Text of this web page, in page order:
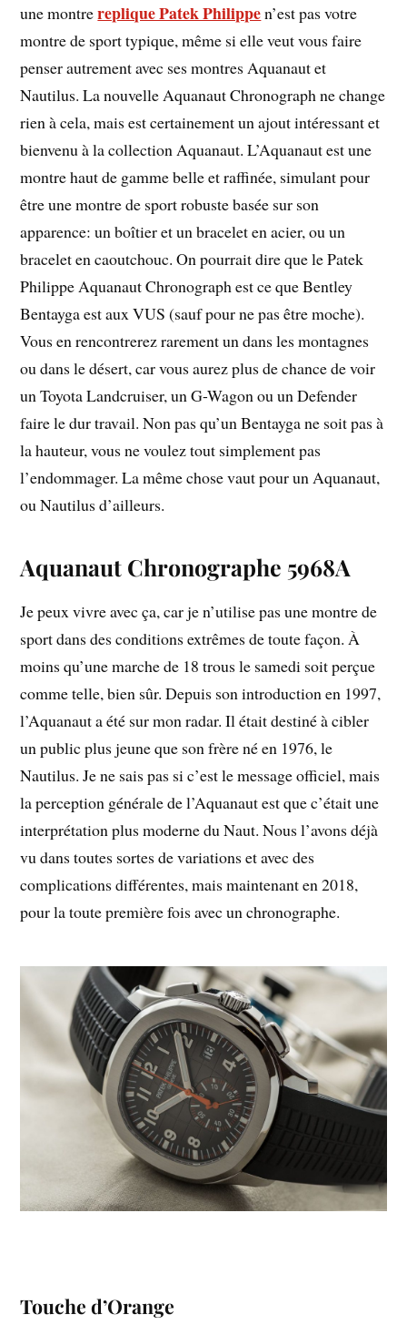
une montrereplique Patek Philippen’est pas votre
montre de sport typique, même si elle veut vous faire
penser autrement avec ses montres Aquanaut et
Nautilus. La nouvelle Aquanaut Chronograph ne change
rien à cela, mais est certainement un ajout intéressant et
bienvenu à la collection Aquanaut. L’Aquanaut est une
montre haut de gamme belle et raffinée, simulant pour
être une montre de sport robuste basée sur son
apparence: un boîtier et un bracelet en acier, ou un
bracelet en caoutchouc. On pourrait dire que le Patek
Philippe Aquanaut Chronograph est ce que Bentley
Bentayga est aux VUS (sauf pour ne pas être moche).
Vous en rencontrerez rarement un dans les montagnes
ou dans le désert, car vous aurez plus de chance de voir
un Toyota Landcruiser, un G-Wagon ou un Defender
faire le dur travail. Non pas qu’un Bentayga ne soit pas à
la hauteur, vous ne voulez tout simplement pas
l’endommager. La même chose vaut pour un Aquanaut,
ou Nautilus d’ailleurs.
Aquanaut Chronographe 5968A
Je peux vivre avec ça, car je n’utilise pas une montre de
sport dans des conditions extrêmes de toute façon. À
moins qu’une marche de 18 trous le samedi soit perçue
comme telle, bien sûr. Depuis son introduction en 1997,
l’Aquanaut a été sur mon radar. Il était destiné à cibler
un public plus jeune que son frère né en 1976, le
Nautilus. Je ne sais pas si c’est le message officiel, mais
la perception générale de l’Aquanaut est que c’était une
interprétation plus moderne du Naut. Nous l’avons déjà
vu dans toutes sortes de variations et avec des
complications différentes, mais maintenant en 2018,
pour la toute première fois avec un chronographe.
Touche d’Orange